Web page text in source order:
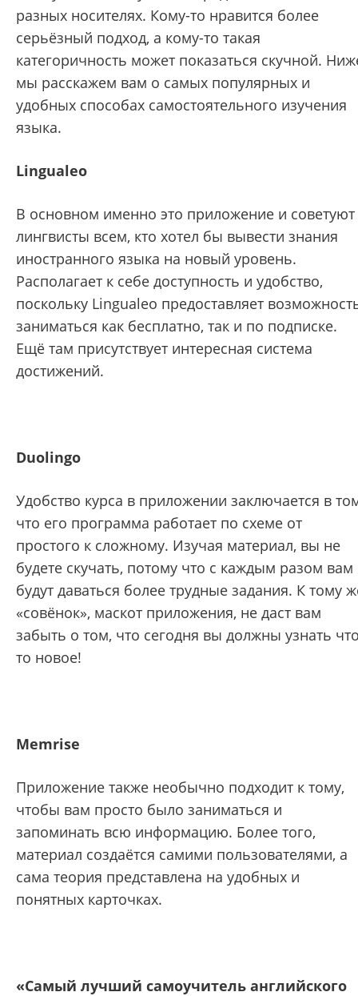
разных носителях. Кому-то нравится более
серьёзный подход, а кому-то такая
категоричность может показаться скучной.
мы расскажем вам о самых популярных и
удобных способах самостоятельного изучения
языка.
Lingualeo
В основном именно это приложение и советуют
лингвисты всем, кто хотел бы вывести знания
иностранного языка на новый уровень.
Располагает к себе доступность и удобство,
поскольку Lingualeo предоставляет
заниматься как бесплатно, так и по подписке.
Ещё там присутствует интересная система
достижений.
Duolingo
Удобство курса в приложении заключается в
что его программа работает по схеме от
простого к сложному. Изучая материал, вы не
будете скучать, потому что с каждым разом вам
будут даваться более трудные задания. К тому
«совёнок», маскот приложения, не даст вам
забыть о том, что сегодня вы должны узнать
то новое!
Memrise
Приложение также необычно подходит к тому,
чтобы вам просто было заниматься и
запоминать всю информацию. Более того,
материал создаётся самими пользователями, а
сама теория представлена на удобных и
понятных карточках.
«Самый лучший самоучитель английского